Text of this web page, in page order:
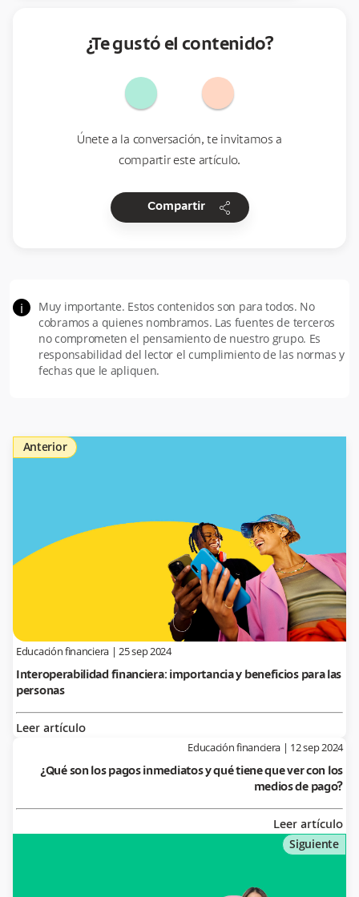
¿Te gustó el contenido?
Únete a la conversación, te invitamos a
compartir este artículo.
Compartir share
i
Muy importante. Estos contenidos son para todos. No
cobramos a quienes nombramos. Las fuentes de terceros
no comprometen el pensamiento de nuestro grupo. Es
responsabilidad del lector el cumplimiento de las normas y
fechas que le apliquen.
Anterior
Educación financiera |25 sep 2024
Interoperabilidad financiera: importancia y beneficios para las
personas
Leer artículo
Siguiente
Educación financiera | 12 sep 2024
¿Qué son los pagos inmediatos y qué tiene que ver con los
medios de pago?
Leer artículo